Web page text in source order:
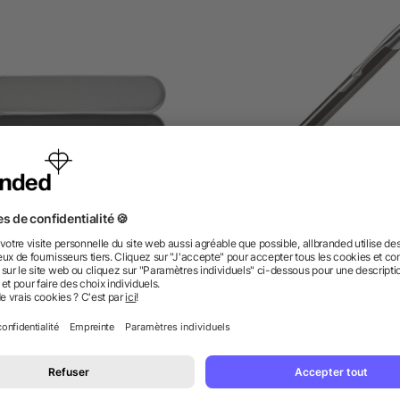
Stylo bille en aluminium
dès 0,89 €
Porte-mines Alicante